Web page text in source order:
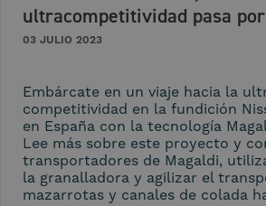
ultracompetitividad pasa
03 JULIO 2023
Embárcate en un viaje hacia la
competitividad en la fundición
en España con la tecnología
Lee más sobre este proyecto y
transportadores de Magaldi,
la granalladora y agilizar el
mazarrotas y canales de colada